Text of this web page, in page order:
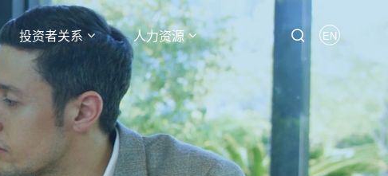
投资者关系 人力资源 EN